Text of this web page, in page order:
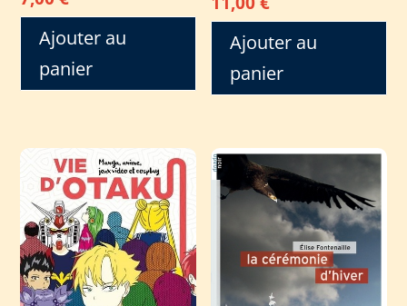
Ajouter au
panier
Ajouter au
panier